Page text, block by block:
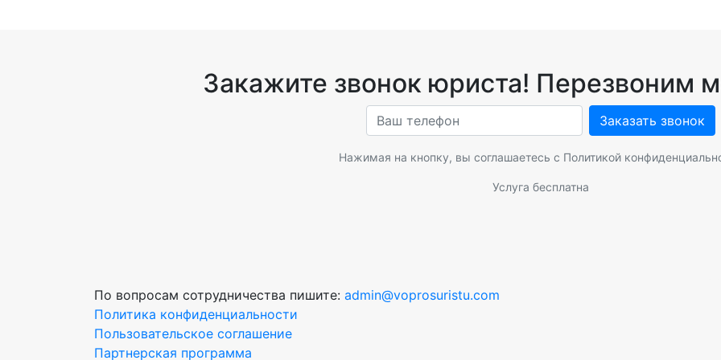
Закажите звонок юриста! Перезвоним
Заказать звонок
Нажимая на кнопку, вы соглашаетесь с Политикой
Услуга бесплатна
По вопросам сотрудничества пишите: admin@voprosuristu.com
Политика конфиденциальности
Пользовательское соглашение
Партнерская программа